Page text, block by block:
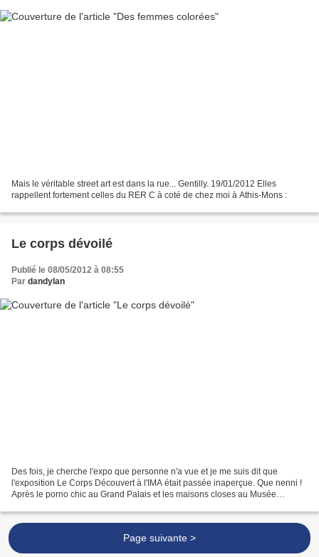
Mais le véritable street art est dans la rue... Gentilly. 19/01/2012 Elles
rappellent fortement celles du RER C à coté de chez moi à Athis-Mons :
Le corps dévoilé
Publié le 08/05/2012 à 08:55
Par dandylan
Des fois, je cherche l'expo que personne n'a vue et je me suis dit que
l'exposition Le Corps Découvert à l'IMA était passée inaperçue. Que nenni !
Après le porno chic au Grand Palais et les maisons closes au Musée
Page suivante >